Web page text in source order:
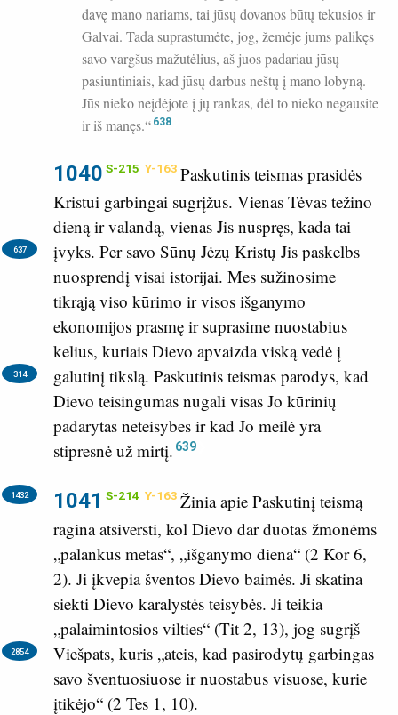
davę mano nariams, tai jūsų dovanos būtų tekusios ir
Galvai. Tada suprastumėte, jog, žemėje jums palikęs
savo vargšus mažutėlius, aš juos padariau jūsų
pasiuntiniais, kad jūsų darbus neštų į mano lobyną.
Jūs nieko neįdėjote į jų rankas, dėl to nieko negausite
ir iš manęs.“ 638
1040 S-215 Y-163 Paskutinis teismas prasidės
Kristui garbingai sugrįžus. Vienas Tėvas težino
dieną ir valandą, vienas Jis nuspręs, kada tai
įvyks.
637
Per savo Sūnų Jėzų Kristų Jis paskelbs
nuosprendį visai istorijai. Mes sužinosime
tikrąją viso kūrimo ir visos išganymo
ekonomijos prasmę ir suprasime nuostabius
kelius, kuriais Dievo apvaizda viską vedė į
galutinį tikslą.
314
Paskutinis teismas parodys, kad
Dievo teisingumas nugali visas Jo kūrinių
padarytas neteisybes ir kad Jo meilė yra
stipresnė už mirtį. 639
1041 S-214 Y-163
1432
Žinia apie Paskutinį teismą
ragina atsiversti, kol Dievo dar duotas žmonėms
„palankus metas“, „išganymo diena“ (2 Kor 6,
2). Ji įkvepia šventos Dievo baimės. Ji skatina
siekti Dievo karalystės teisybės. Ji teikia
„palaimintosios vilties“ (Tit 2, 13), jog sugrįš
Viešpats,
2854
kuris „ateis, kad pasirodytų garbingas
savo šventuosiuose ir nuostabus visuose, kurie
įtikėjo“ (2 Tes 1, 10).